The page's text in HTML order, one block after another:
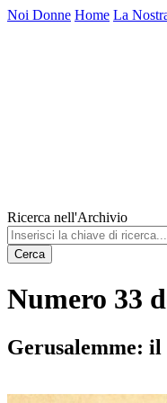
Noi Donne Home La
Ricerca nell'Archivio
Cerca
Numero 33
Gerusalemme: